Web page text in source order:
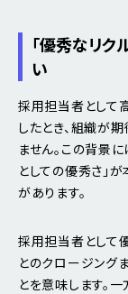
「優秀なリク
い
採用担当者として
したとき、組織が
ません。この背景に
としての優秀さ」
があります。
採用担当者として
とのクロージング
とを意味します。